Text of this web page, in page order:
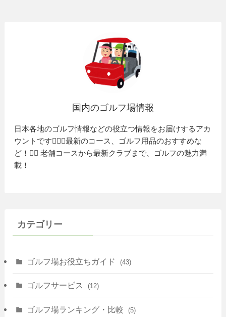
国内のゴルフ場情報
日本各地のゴルフ情報などの役立つ情報をお届けするアカ
ウントです🏌️‍♂️⛳️最新のコース、ゴルフ用品のおすすめな
ど！🏌️‍♀️ 老舗コースから最新クラブまで、ゴルフの魅力満
載！
カテゴリー
ゴルフ場お役立ちガイド (43)
ゴルフサービス (12)
ゴルフ場ランキング・比較 (5)